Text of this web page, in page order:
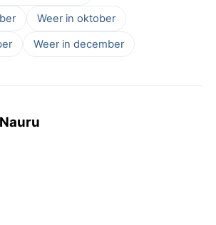
Weer in oktober
Weer in december